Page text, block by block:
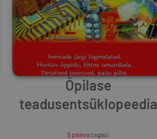
Õpilase
teadusentsüklopeedia
9 päevatagasi